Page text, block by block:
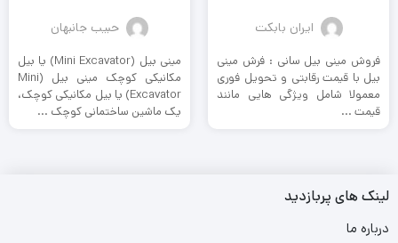
ایران بابکت
فروش مینی بیل سانی : فرش مینی
بیل با قیمت رقابتی و تحویل فوری
معمولا شامل ویژگی هایی مانند
قیمت ...
حبیب جانبهان
مینی بیل (Mini Excavator) یا بیل
مکانیکی کوچک مینی بیل (Mini
Excavator) یا بیل مکانیکی کوچک،
یک ماشین ساختمانی کوچک ...
لینک های پربازدید
درباره ما